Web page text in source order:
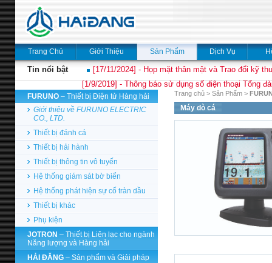
Trang Chủ Giới Thiệu Sản Phẩm Dịch Vụ
Tin nổi bật
[17/11/2024] - Họp mặt thân mật và Trao đổi kỹ
[1/9/2019] - Thông báo sử dụng số điện thoại Tổng
FURUNO – Thiết bị Điện tử Hàng hải
Giới thiệu về FURUNO ELECTRIC
CO., LTD.
Thiết bị đánh cá
Thiết bị hải hành
Thiết bị thông tin vô tuyến
Hệ thống giám sát bờ biển
Hệ thống phát hiện sự cố tràn dầu
Thiết bị khác
Phụ kiện
JOTRON – Thiết bị Liên lạc cho ngành
Năng lượng và Hàng hải
HẢI ĐĂNG – Sản phẩm và Giải pháp
Trang chủ > Sản Phẩm >
Máy dò cá